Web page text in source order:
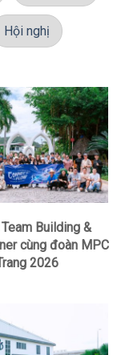
Hội nghị
Building &
cùng đoàn MPC
2026